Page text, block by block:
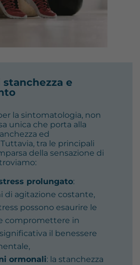
stanchezza e
la sintomatologia, non
unica che porta alla
ed
tra le principali
della sensazione di
prolungato:
di agitazione costante,
possono esaurire le
compromettere in
il benessere
ormonali: la stanchezza